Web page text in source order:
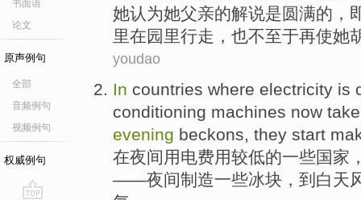
书面语
论文
原声例句
全部
音频例句
视频例句
权威例句
她认为她父亲的解说是圆满的，
里在园里行走 ，也不至于再使她
youdao
In countries where electricity is
conditioning machines now
evening beckons, they start
在夜间用电费用较低的一些国家
——夜间制造一些冰块，到白天